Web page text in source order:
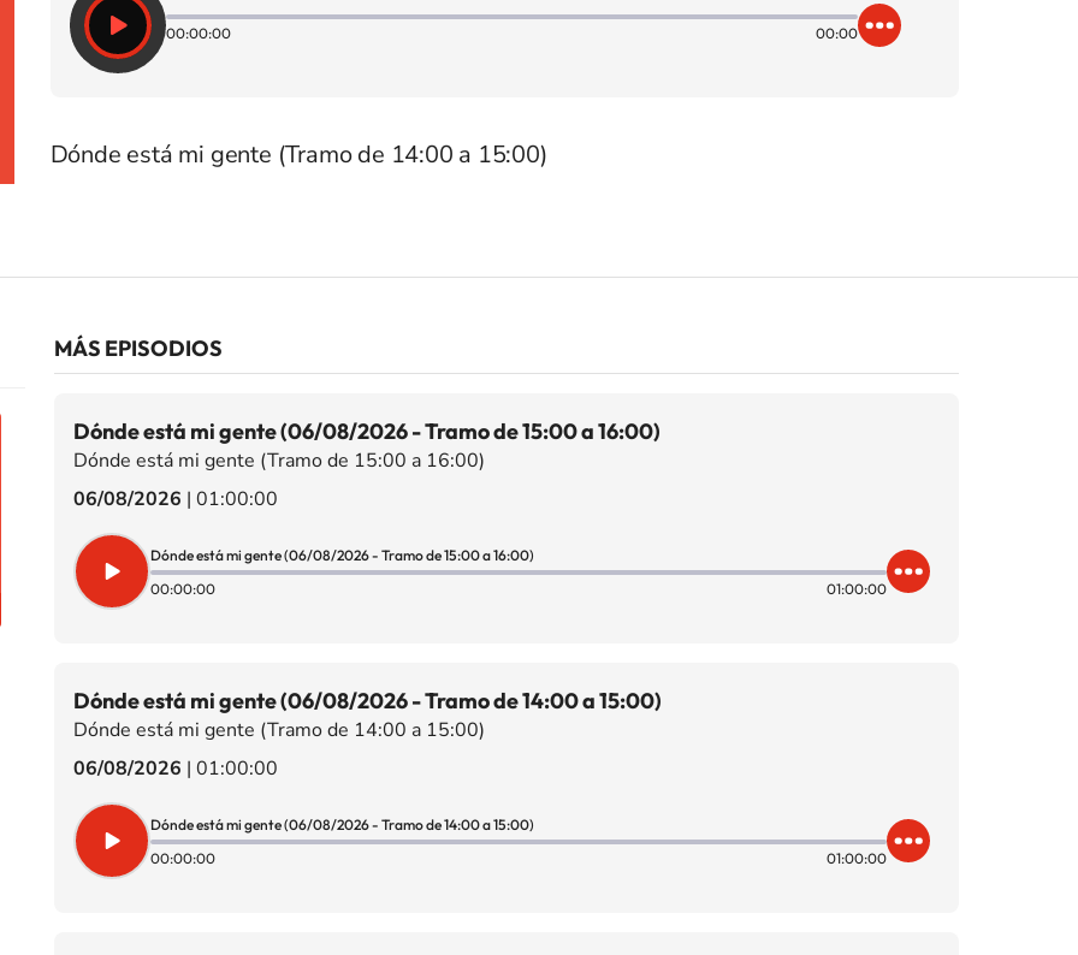
00:00:00 00:00
Dónde está mi gente (Tramo de 14:00 a 15:00)
MÁS EPISODIOS
Dónde está mi gente (06/08/2026 - Tramo de 15:00 a 16:00)
Dónde está mi gente (Tramo de 15:00 a 16:00)
06/08/2026 | 01:00:00
Dónde está mi gente (06/08/2026 - Tramo de 15:00 a 16:00)
00:00:00
01:00:00
Dónde está mi gente (06/08/2026 - Tramo de 14:00 a 15:00)
Dónde está mi gente (Tramo de 14:00 a 15:00)
06/08/2026 | 01:00:00
Dónde está mi gente (06/08/2026 - Tramo de 14:00 a 15:00)
00:00:00
01:00:00